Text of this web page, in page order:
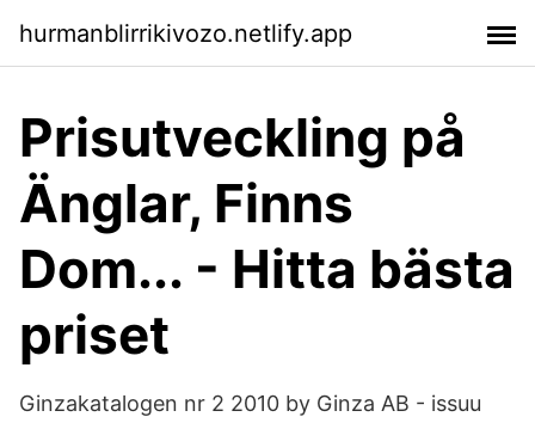
hurmanblirrikivozo.netlify.app
Prisutveckling på
Änglar, Finns
Dom... - Hitta bästa
priset
Ginzakatalogen nr 2 2010 by Ginza AB - issuu